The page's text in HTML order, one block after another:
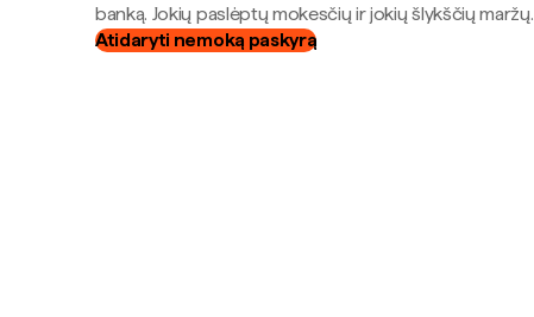
banką. Jokių paslėptų mokesčių ir jokių šlykščių maržų.
Atidaryti nemoką paskyrą